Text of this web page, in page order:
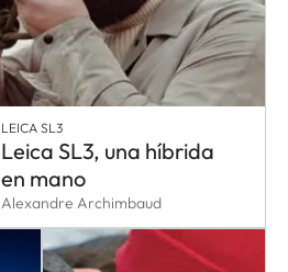
LEICA SL3
Leica SL3, una híbrida
en mano
Alexandre Archimbaud